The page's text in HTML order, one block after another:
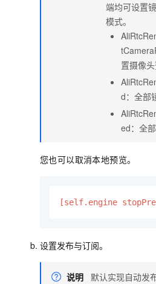
端均可设置
模式。
置摄像
d：全部
ed：全部
您也可以取消本地预览。
[self.engine
设置发布与订阅。
说明
默认实现自动发